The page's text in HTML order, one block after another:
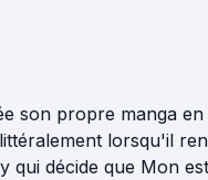
son propre manga
lorsqu'il
qui décide que Mon